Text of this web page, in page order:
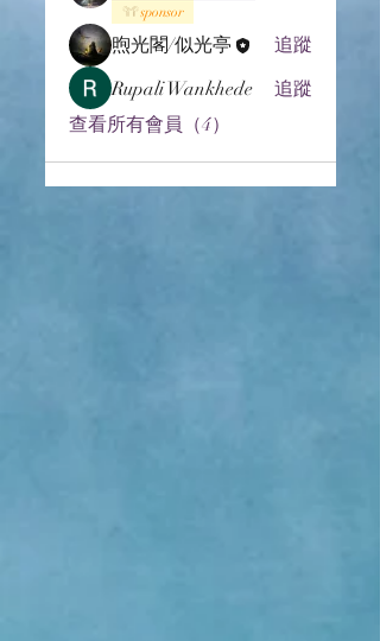
sponsor
煦光閣/似光亭
追蹤
Rupali Wankhede
追蹤
查看所有會員（4）